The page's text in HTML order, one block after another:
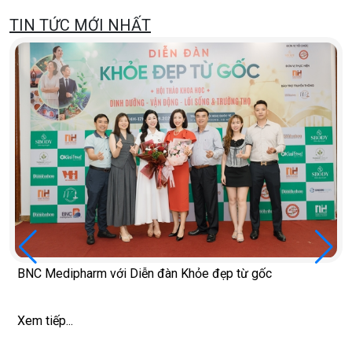
TIN TỨC MỚI NHẤT
BNC Medipharm với Diễn đàn Khỏe đẹp từ gốc
Xem tiếp...